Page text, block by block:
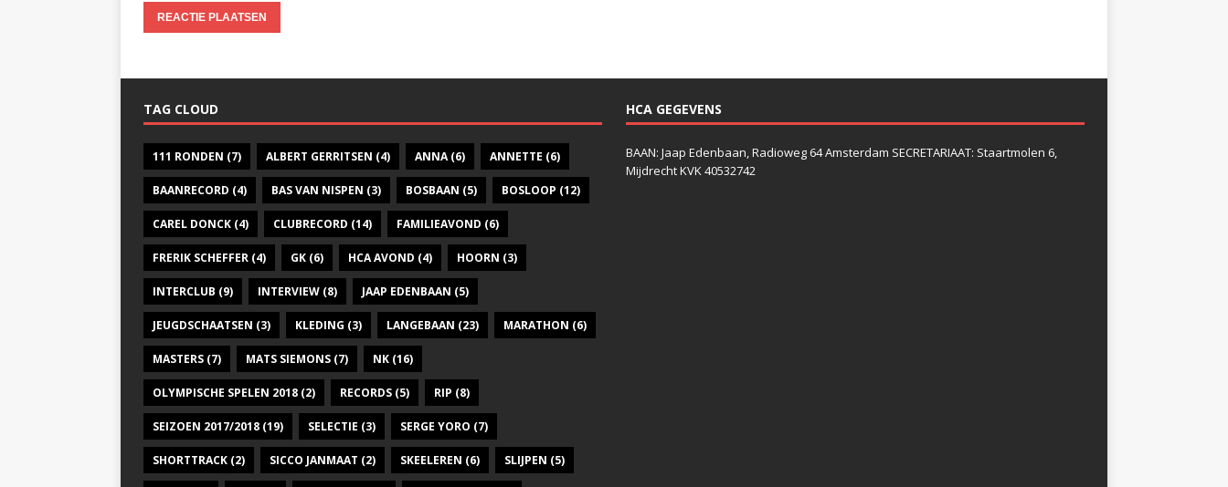
TAG CLOUD
111 RONDEN (7) ALBERT GERRITSEN (4) ANNA(6) ANNETTE (6)
BAANRECORD (4) BAS VAN NISPEN (3) BOSBAAN (5) BOSLOOP (12)
CAREL DONCK (4) CLUBRECORD (14) FAMILIEAVOND (6)
FRERIK SCHEFFER (4) GK (6) HCA AVOND (4) HOORN (3)
INTERCLUB (9) INTERVIEW (8) JAAP EDENBAAN (5)
JEUGDSCHAATSEN (3) KLEDING (3) LANGEBAAN (23) MARATHON (6)
MASTERS (7) MATS SIEMONS (7) NK (16)
OLYMPISCHE SPELEN 2018 (2) RECORDS (5) RIP (8)
SEIZOEN 2017/2018 (19) SELECTIE (3) SERGE YORO (7)
SHORTTRACK (2) SICCO JANMAAT (2) SKEELEREN (6) SLIJPEN (5)
HCA GEGEVENS
BAAN: Jaap Edenbaan, Radioweg 64 Amsterdam SECRETARIAAT: Staartmolen 6,
Mijdrecht KVK 40532742